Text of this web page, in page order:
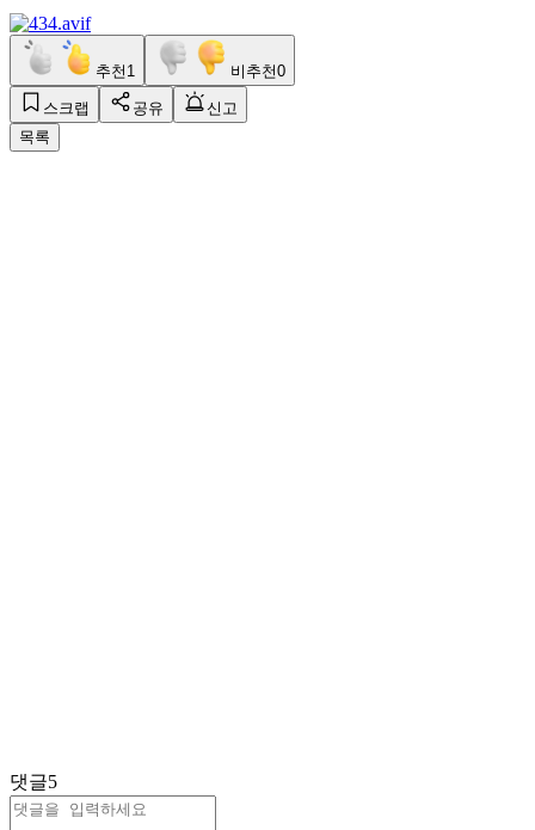
추천 1 비추천0
스크랩 공유
신고
목록
댓글5